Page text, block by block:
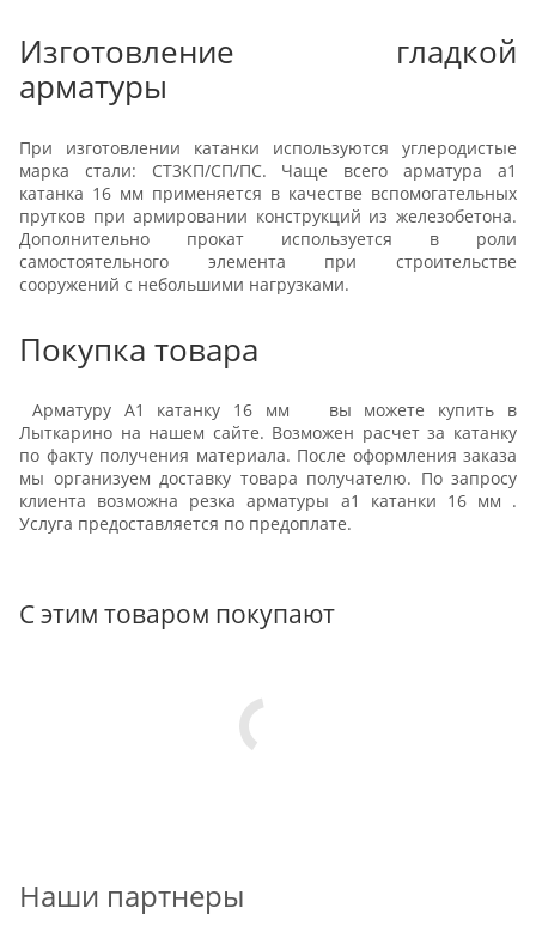
Изготовление гладкой
арматуры
При изготовлении катанки используются углеродистые
марка стали: СТ3КП/СП/ПС. Чаще всего арматура а1
катанка 16 мм применяется в качестве вспомогательных
прутков при армировании конструкций из железобетона.
Дополнительно прокат используется в роли
самостоятельного элемента при строительстве
сооружений с небольшими нагрузками.
Покупка товара
Арматуру А1 катанку 16 мм вы можете купить в
Лыткарино на нашем сайте. Возможен расчет за катанку
по факту получения материала. После оформления заказа
мы организуем доставку товара получателю. По запросу
клиента возможна резка арматуры а1 катанки 16 мм .
Услуга предоставляется по предоплате.
С этим товаром покупают
Наши партнеры